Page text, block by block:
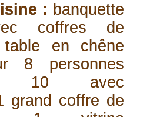
: banquette
coffres de
table en chêne
8 personnes
10 avec
grand coffre de